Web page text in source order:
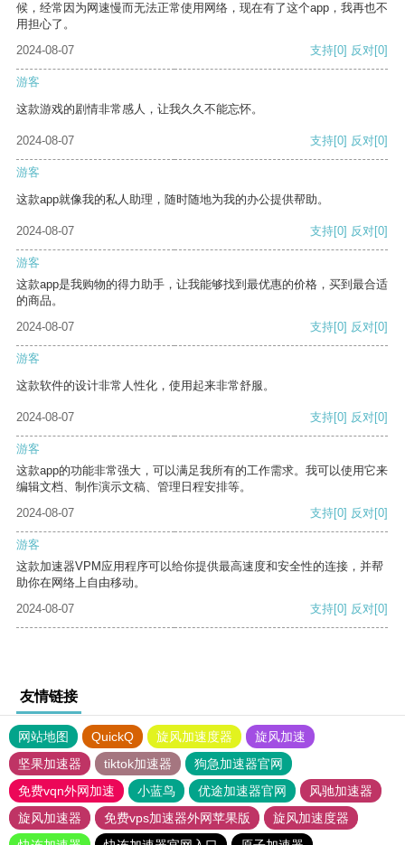
候，经常因为网速慢而无法正常使用网络，现在有了这个app，我再也不
用担心了。
2024-08-07
支持[0] 反对[0]
游客
这款游戏的剧情非常感人，让我久久不能忘怀。
2024-08-07 支持[0] 反对[0]
游客
这款app就像我的私人助理，随时随地为我的办公提供帮助。
2024-08-07 支持[0] 反对[0]
游客
这款app是我购物的得力助手，让我能够找到最优惠的价格，买到最合适
的商品。
2024-08-07
支持[0] 反对[0]
游客
这款软件的设计非常人性化，使用起来非常舒服。
2024-08-07 支持[0] 反对[0]
游客
这款app的功能非常强大，可以满足我所有的工作需求。我可以使用它来
编辑文档、制作演示文稿、管理日程安排等。
2024-08-07
支持[0] 反对[0]
游客
这款加速器VPM应用程序可以给你提供最高速度和安全性的连接，并帮
助你在网络上自由移动。
2024-08-07
支持[0] 反对[0]
友情链接
网站地图 QuickQ 旋风加速度器
旋风加速
坚果加速器
tiktok加速器
狗急加速器官网
免费vqn外网加速
小蓝鸟 优途加速器官网
风驰加速器
旋风加速器
免费vps加速器外网苹果版
旋风加速度器